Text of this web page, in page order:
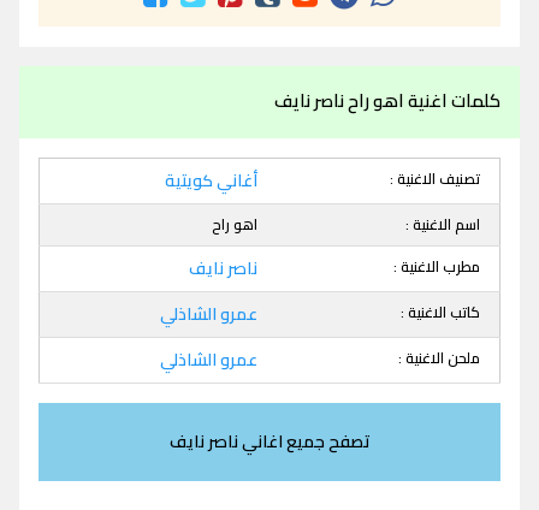
كلمات اغنية اهو راح ناصر نايف
تصنيف الاغنية : أغاني كويتية
اسم الاغنية :
اهو راح
مطرب الاغنية :
ناصر نايف
كاتب الاغنية : عمرو الشاذلي
ملحن الاغنية : عمرو الشاذلي
تصفح جميع اغاني ناصر نايف